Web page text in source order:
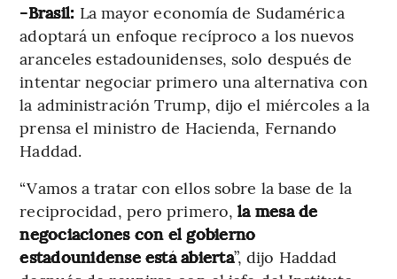
-Brasil: La mayor economía de Sudamérica
adoptará un enfoque recíproco a los nuevos
aranceles estadounidenses, solo después de
intentar negociar primero una alternativa con
la administración Trump, dijo el miércoles a la
prensa el ministro de Hacienda, Fernando
Haddad.
“Vamos a tratar con ellos sobre la base de la
reciprocidad, pero primero,la mesa de
negociaciones con el gobierno
estadounidense está abierta”, dijo Haddad